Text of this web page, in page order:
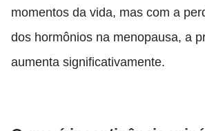
momentos da vida, mas com a
dos hormônios na menopausa, a
aumenta significativamente.